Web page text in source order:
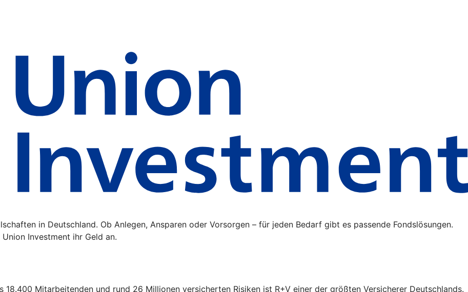
in Deutschland. Ob Anlegen, Ansparen oder Vorsorgen – für jeden Bedarf gibt es passende Fondslösungen.
Investment ihr Geld an.
18.400 Mitarbeitenden und rund 26 Millionen versicherten Risiken ist R+V einer der größten Versicherer Deutschlands.